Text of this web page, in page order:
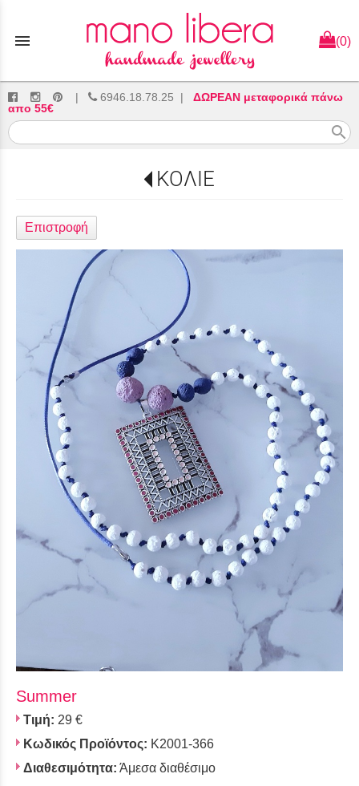
menu (0)
| 6946.18.78.25 | ΔΩΡΕΑΝ μεταφορικά πάνω
απο 55€
search
ΚΟΛΙΕ
Επιστροφή
Summer
Τιμή: 29 €
Κωδικός Προϊόντος: K2001-366
Διαθεσιμότητα: Άμεσα διαθέσιμο